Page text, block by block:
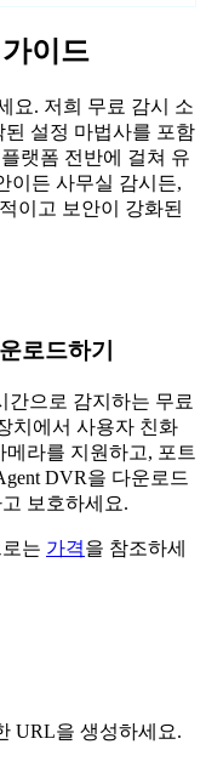
이드
요. 저희 무료 감시 소
된 설정 마법사를 포함
랫폼 전반에 걸쳐 유
이든 사무실 감시든,
이고 보안이 강화된
로드하기
간으로 감지하는 무료
치에서 사용자 친화
라를 지원하고, 포트
DVR을 다운로드
보호하세요.
는 가격을 참조하세
URL을 생성하세요.